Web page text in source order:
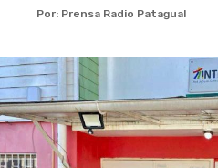
Por: Prensa Radio Patagual